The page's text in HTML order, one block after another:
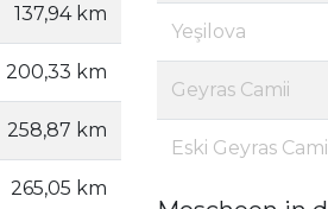
137,94 km
200,33 km
258,87 km
265,05 km
Yeşilova
Geyras Camii
Eski Geyras